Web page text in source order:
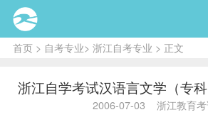
首页> 自考专业> 浙江自考专业 > 正文
浙江自学考试汉语言文学（专
2006-07-03 浙江教育